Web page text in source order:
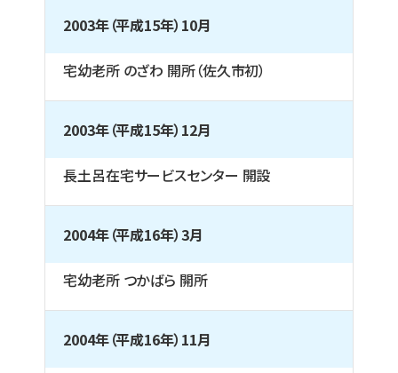
2003年（平成15年）10月
宅幼老所 のざわ 開所（佐久市初）
2003年（平成15年）12月
長土呂在宅サービスセンター 開設
2004年（平成16年）3月
宅幼老所 つかばら 開所
2004年（平成16年）11月